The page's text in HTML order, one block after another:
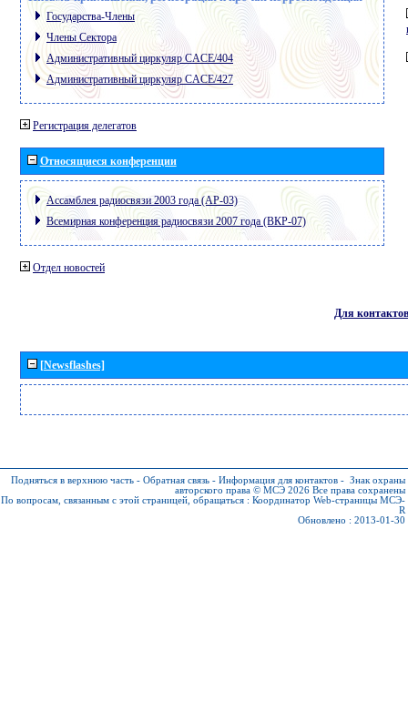
Государства-Члены
Члены Сектора
Административный циркуляр CACE/404
Административный циркуляр CACE/427
Регистрация делегатов
Относящиеся конференции
Ассамблея радиосвязи 2003 года (АР-03)
Всемирная конференция радиосвязи 2007 года (ВКР-07)
Отдел новостей
Для контактов
[Newsflashes]
Подняться в верхнюю часть - Обратная связь - Информация для контактов - Знак охраны
авторского права © МСЭ 2026 Все права сохранены
По вопросам, связанным с этой страницей, обращаться : Координатор Web-страницы МСЭ-
R
Обновлено : 2013-01-30